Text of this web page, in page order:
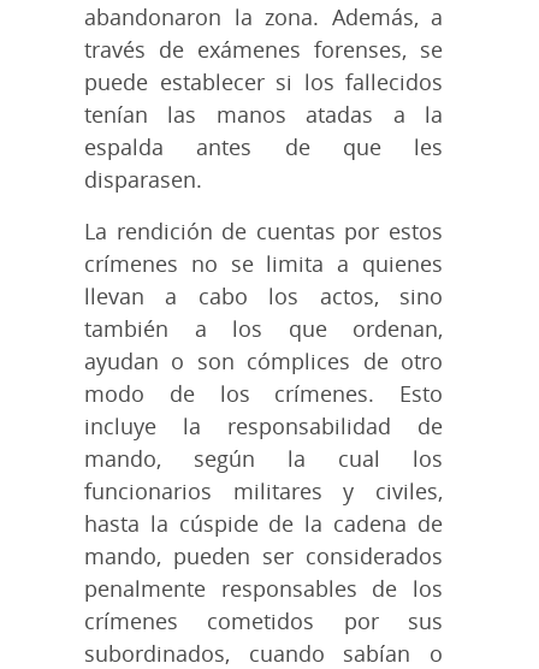
abandonaron la zona. Además, a
través de exámenes forenses, se
puede establecer si los fallecidos
tenían las manos atadas a la
espalda antes de que les
disparasen.
La rendición de cuentas por estos
crímenes no se limita a quienes
llevan a cabo los actos, sino
también a los que ordenan,
ayudan o son cómplices de otro
modo de los crímenes. Esto
incluye la responsabilidad de
mando, según la cual los
funcionarios militares y civiles,
hasta la cúspide de la cadena de
mando, pueden ser considerados
penalmente responsables de los
crímenes cometidos por sus
subordinados, cuando sabían o